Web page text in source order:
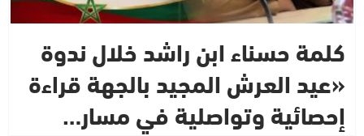
كلمة حسناء ابن راشد خلال ندوة
«عيد العرش المجيد بالجهة قراءة
إحصائية وتواصلية في مسار…